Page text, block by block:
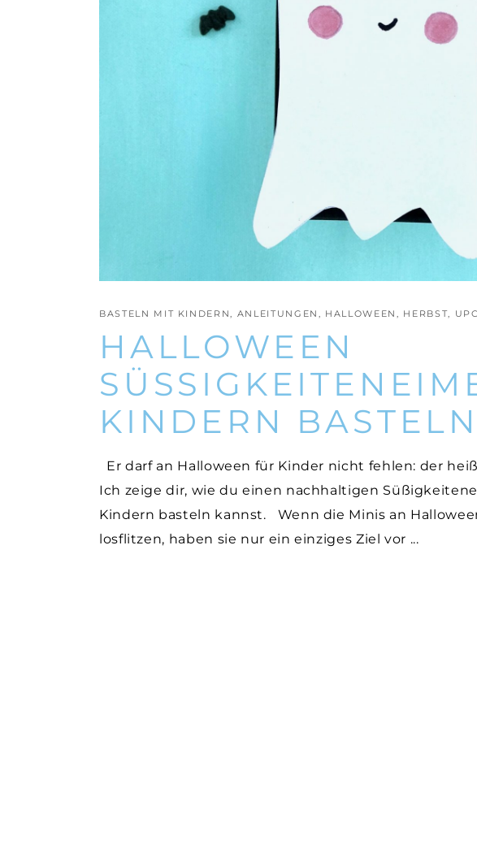
BASTELN MIT KINDERN ANLEITUNGEN HALLOWEEN HERBST
HALLOWEEN
INDERN BASTELN
Er darf an Halloween für Kinder nicht fehlen: der
Ich zeige dir, wie du einen nachhaltigen
Kindern basteln kannst. Wenn die Minis an
losflitzen, haben sie nur ein einziges Ziel vor